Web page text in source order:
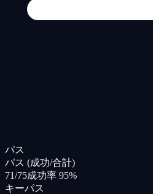
パス
パス (成功/合計)
71/75成功率 95%
キーパス